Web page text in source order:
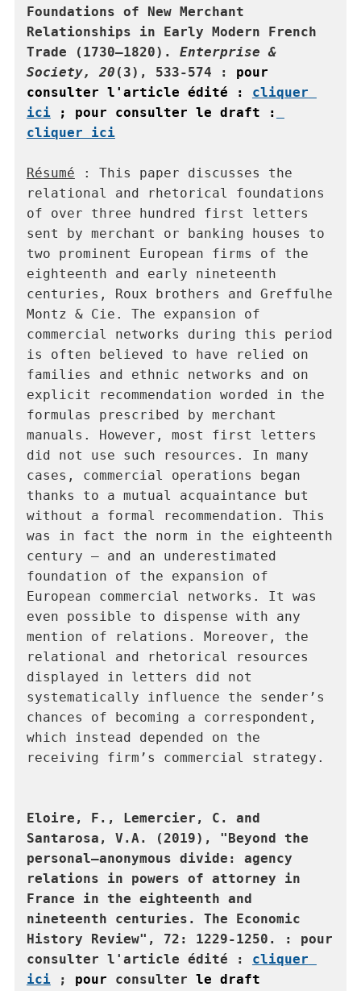
Foundations of New Merchant
Relationships in Early Modern French
Trade (1730–1820). Enterprise &
Society,
20 (3), 533-574 : pour
consulter l'article édité : cliquer
ici ; pour consulter le draft :
cliquer ici
Résumé : This paper discusses the
relational and rhetorical foundations
of over three hundred first letters
sent by merchant or banking houses to
two prominent European firms of the
eighteenth and early nineteenth
centuries, Roux brothers and Greffulhe
Montz & Cie. The expansion of
commercial networks during this period
is often believed to have relied on
families and ethnic networks and on
explicit recommendation worded in the
formulas prescribed by merchant
manuals. However, most first letters
did not use such resources. In many
cases, commercial operations began
thanks to a mutual acquaintance but
without a formal recommendation. This
was in fact the norm in the eighteenth
century – and an underestimated
foundation of the expansion of
European commercial networks. It was
even possible to dispense with any
mention of relations. Moreover, the
relational and rhetorical resources
displayed in letters did not
systematically influence the sender’s
chances of becoming a correspondent,
which instead depended on the
receiving firm’s commercial strategy.
Eloire, F., Lemercier, C. and
Santarosa, V.A. (2019), "Beyond the
personal–anonymous divide: agency
relations in powers of attorney in
France in the eighteenth and
nineteenth centuries. The Economic
History Review", 72: 1229-1250. : pour
consulter l'article édité : cliquer
ici ; pour consulter le draft